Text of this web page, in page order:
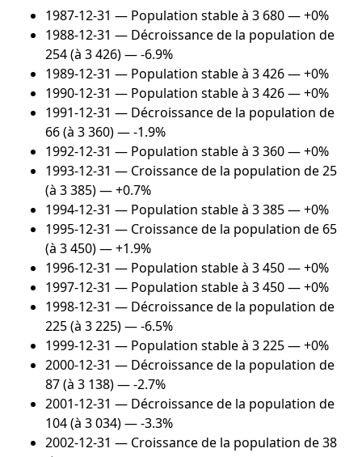
1987-12-31 — Population stable à 3 680 — +0%
1988-12-31 — Décroissance de la population de
254 (à 3 426) — -6.9%
1989-12-31 — Population stable à 3 426 — +0%
1990-12-31 — Population stable à 3 426 — +0%
1991-12-31 — Décroissance de la population de
66 (à 3 360) — -1.9%
1992-12-31 — Population stable à 3 360 — +0%
1993-12-31 — Croissance de la population de 25
(à 3 385) — +0.7%
1994-12-31 — Population stable à 3 385 — +0%
1995-12-31 — Croissance de la population de 65
(à 3 450) — +1.9%
1996-12-31 — Population stable à 3 450 — +0%
1997-12-31 — Population stable à 3 450 — +0%
1998-12-31 — Décroissance de la population de
225 (à 3 225) — -6.5%
1999-12-31 — Population stable à 3 225 — +0%
2000-12-31 — Décroissance de la population de
87 (à 3 138) — -2.7%
2001-12-31 — Décroissance de la population de
104 (à 3 034) — -3.3%
2002-12-31 — Croissance de la population de 38